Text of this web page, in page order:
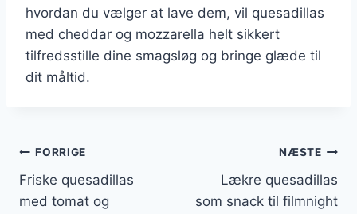
hvordan du vælger at lave dem, vil quesadillas
med cheddar og mozzarella helt sikkert
tilfredsstille dine smagsløg og bringe glæde til
dit måltid.
Indlægsnavigation
FORRIGE
Friske quesadillas
med tomat og
NÆSTE
Lækre quesadillas
som snack til filmnight